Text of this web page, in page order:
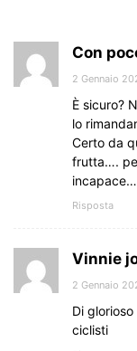
Con
2 Gennaio
È sicuro?
lo
Certo da
frutta….
Risposta
Vinnie
2 Gennaio
Di
ciclisti